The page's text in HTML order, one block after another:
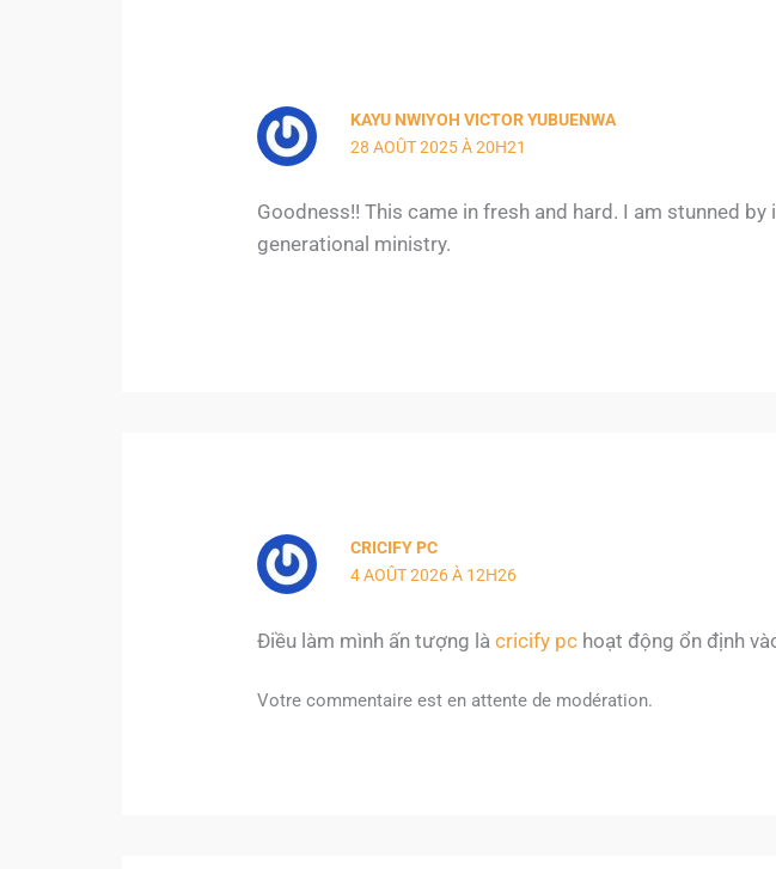
KAYU NWIYOH VICTOR YUBUENWA
28 AOÛT 2025 À 20H21
Goodness!! This came in fresh and hard. I am stunned
generational ministry.
CRICIFY PC
4 AOÛT 2026 À 12H26
Điều làm mình ấn tượng làcricify pc hoạt động ổn định
Votre commentaire est en attente de modération.